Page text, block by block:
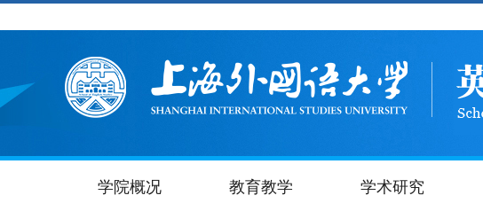
学院概况 教育教学 学术研究